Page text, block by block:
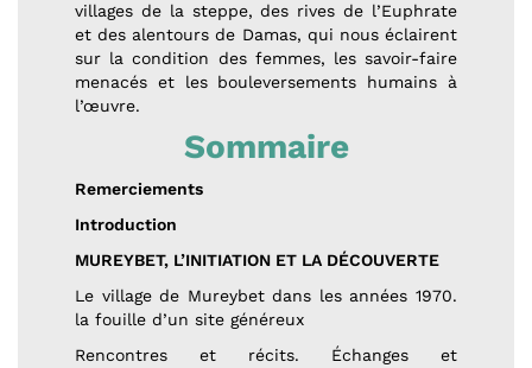
villages de la steppe, des rives de l’Euphrate
et des alentours de Damas, qui nous éclairent
sur la condition des femmes, les savoir-faire
menacés et les bouleversements humains à
l’œuvre.
Sommaire
Remerciements
Introduction
MUREYBET, L’INITIATION ET LA DÉCOUVERTE
Le village de Mureybet dans les années 1970.
la fouille d’un site généreux
Rencontres et récits. Échanges et